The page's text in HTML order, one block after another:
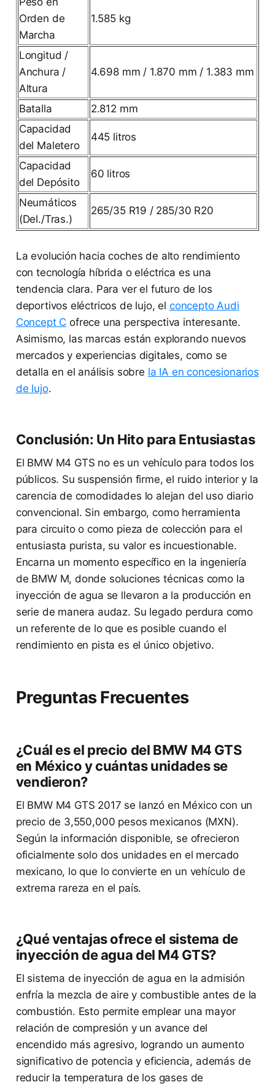
Orden de
Marcha
1.585 kg
Longitud /
Anchura /
Altura
4.698 mm / 1.870 mm / 1.383 mm
Batalla
2.812 mm
Capacidad
del Maletero
445 litros
Capacidad
del Depósito
60 litros
Neumáticos
(Del./Tras.)
265/35 R19 / 285/30 R20
La evolución hacia coches de alto rendimiento
con tecnología híbrida o eléctrica es una
tendencia clara. Para ver el futuro de los
deportivos eléctricos de lujo, el concepto Audi
Concept C ofrece una perspectiva interesante.
Asimismo, las marcas están explorando nuevos
mercados y experiencias digitales, como se
detalla en el análisis sobre la IA en concesionarios
de lujo.
Conclusión: Un Hito para Entusiastas
El BMW M4 GTS no es un vehículo para todos los
públicos. Su suspensión firme, el ruido interior y la
carencia de comodidades lo alejan del uso diario
convencional. Sin embargo, como herramienta
para circuito o como pieza de colección para el
entusiasta purista, su valor es incuestionable.
Encarna un momento específico en la ingeniería
de BMW M, donde soluciones técnicas como la
inyección de agua se llevaron a la producción en
serie de manera audaz. Su legado perdura como
un referente de lo que es posible cuando el
rendimiento en pista es el único objetivo.
Preguntas Frecuentes
¿Cuál es el precio del BMW M4 GTS
en México y cuántas unidades se
vendieron?
El BMW M4 GTS 2017 se lanzó en México con un
precio de 3,550,000 pesos mexicanos (MXN).
Según la información disponible, se ofrecieron
oficialmente solo dos unidades en el mercado
mexicano, lo que lo convierte en un vehículo de
extrema rareza en el país.
¿Qué ventajas ofrece el sistema de
inyección de agua del M4 GTS?
El sistema de inyección de agua en la admisión
enfría la mezcla de aire y combustible antes de la
combustión. Esto permite emplear una mayor
relación de compresión y un avance del
encendido más agresivo, logrando un aumento
significativo de potencia y eficiencia, además de
reducir la temperatura de los gases de